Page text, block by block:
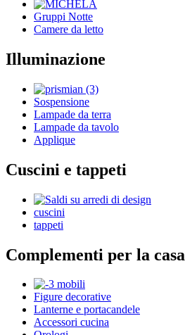
Gruppi Notte
Camere da letto
Illuminazione
Sospensione
Lampade da terra
Lampade da tavolo
Applique
Cuscini e tappeti
cuscini
tappeti
Complementi per la casa
Figure decorative
Lanterne e portacandele
Accessori cucina